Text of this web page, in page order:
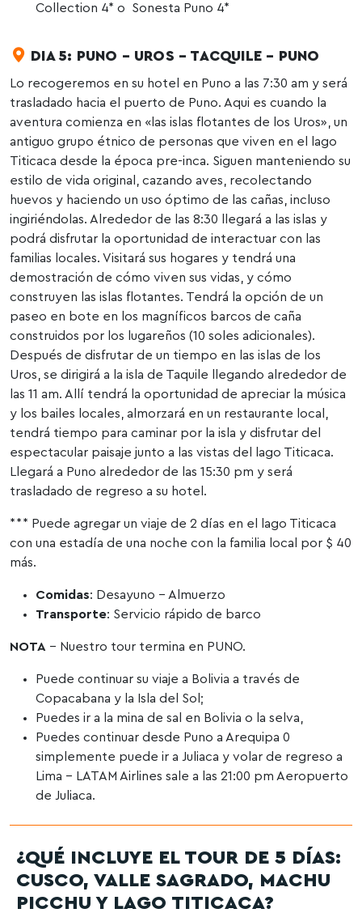
Collection 4* o Sonesta Puno 4*
DIA 5: PUNO – UROS – TACQUILE – PUNO
Lo recogeremos en su hotel en Puno a las 7:30 am y será
trasladado hacia el puerto de Puno. Aqui es cuando la
aventura comienza en «las islas flotantes de los Uros», un
antiguo grupo étnico de personas que viven en el lago
Titicaca desde la época pre-inca. Siguen manteniendo su
estilo de vida original, cazando aves, recolectando
huevos y haciendo un uso óptimo de las cañas, incluso
ingiriéndolas. Alrededor de las 8:30 llegará a las islas y
podrá disfrutar la oportunidad de interactuar con las
familias locales. Visitará sus hogares y tendrá una
demostración de cómo viven sus vidas, y cómo
construyen las islas flotantes. Tendrá la opción de un
paseo en bote en los magníficos barcos de caña
construidos por los lugareños (10 soles adicionales).
Después de disfrutar de un tiempo en las islas de los
Uros, se dirigirá a la isla de Taquile llegando alrededor de
las 11 am. Allí tendrá la oportunidad de apreciar la música
y los bailes locales, almorzará en un restaurante local,
tendrá tiempo para caminar por la isla y disfrutar del
espectacular paisaje junto a las vistas del lago Titicaca.
Llegará a Puno alrededor de las 15:30 pm y será
trasladado de regreso a su hotel.
*** Puede agregar un viaje de 2 días en el lago Titicaca
con una estadía de una noche con la familia local por $ 40
más.
Comidas: Desayuno – Almuerzo
Transporte: Servicio rápido de barco
NOTA – Nuestro tour termina en PUNO.
Puede continuar su viaje a Bolivia a través de
Copacabana y la Isla del Sol;
Puedes ir a la mina de sal en Bolivia o la selva,
Puedes continuar desde Puno a Arequipa 0
simplemente puede ir a Juliaca y volar de regreso a
Lima – LATAM Airlines sale a las 21:00 pm Aeropuerto
de Juliaca.
¿QUÉ INCLUYE EL TOUR DE 5 DÍAS:
CUSCO, VALLE SAGRADO, MACHU
PICCHU Y LAGO TITICACA?